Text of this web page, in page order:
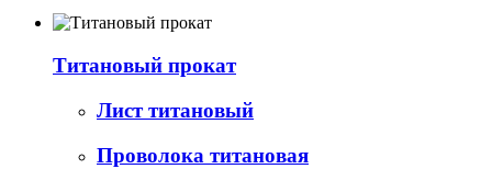
Титановый прокат
Лист титановый
Проволока титановая